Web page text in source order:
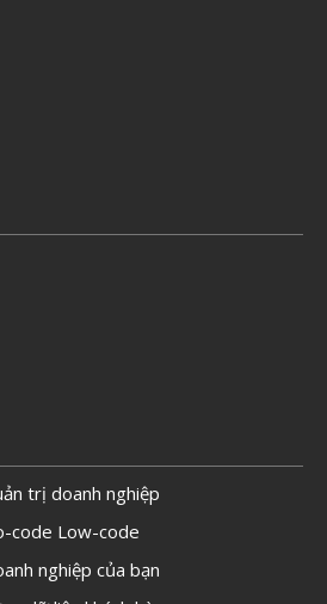
trị doanh nghiệp
code Low-code
nghiệp của bạn